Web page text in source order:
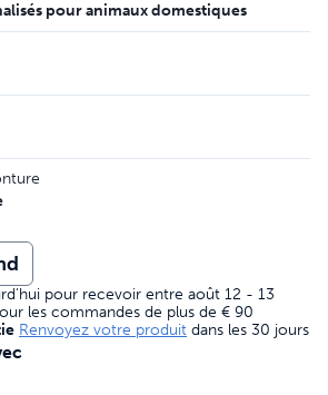
pour animaux domestiques
pour recevoir entre août 12 - 13
les commandes de plus de € 90
Renvoyez votre produit dans les 30 jours